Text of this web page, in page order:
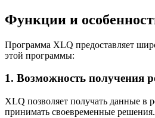
Функции и
Программа XLQ предоставляет
этой программы:
1. Возможность получения
XLQ позволяет получать данные в
принимать своевременные решения.